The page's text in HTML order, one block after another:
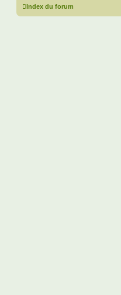
Index du forum